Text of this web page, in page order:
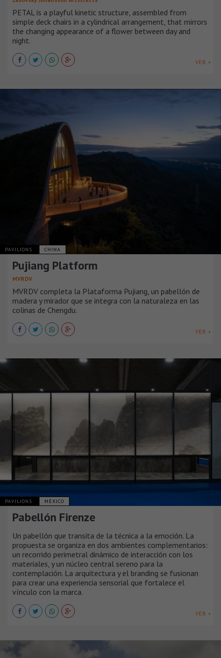
PETAL is a playful kinetic structure, assembled from
simple deck chairs in a cylindrical arrangement, that mirrors
the changing appearance of a flower between day and
night.
VER +
PAVILIONS CHINA
Pujiang Platform
MVRDV
MVRDV completa la Plataforma Pujiang, un pabellón de
madera y mirador que se integra con la naturaleza en las
colinas de Chengdu.
VER +
PAVILIONS MÉXICO
Pabellón Firenze
Un pabellón que transita de la técnica a la emoción. La
propuesta se organiza en dos ambientes complementarios:
un recorrido perimetral dinámico de interacción con los
materiales, y un núcleo central sereno para la
contemplación. La arquitectura y el branding se fusionan
para crear una experiencia sensorial que fortalece el
vínculo con la marca.
VER +